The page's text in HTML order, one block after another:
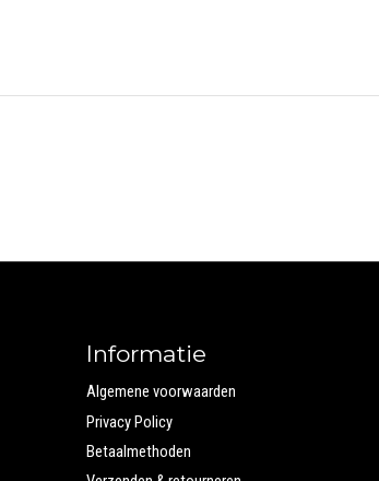
Informatie
Algemene voorwaarden
Privacy Policy
Betaalmethoden